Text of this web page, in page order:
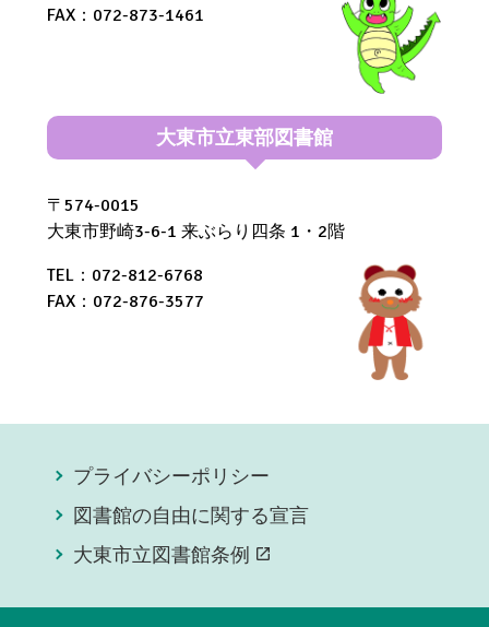
FAX：072-873-1461
大東市立東部図書館
〒574-0015
大東市野崎3-6-1 来ぶらり四条 1・2階
TEL：072-812-6768
FAX：072-876-3577
プライバシーポリシー
図書館の自由に関する宣言
大東市立図書館条例
open_in_new